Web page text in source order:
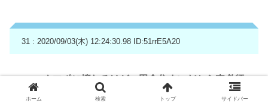
31 : 2020/09/03(木) 12:24:30.98 ID:51rrE5A20
ナマポに憧れるけど、田舎住まいだから車必須
なのよね。ナマポ受給すると車持てないらしい
ホーム 検索 トップ サイドバー